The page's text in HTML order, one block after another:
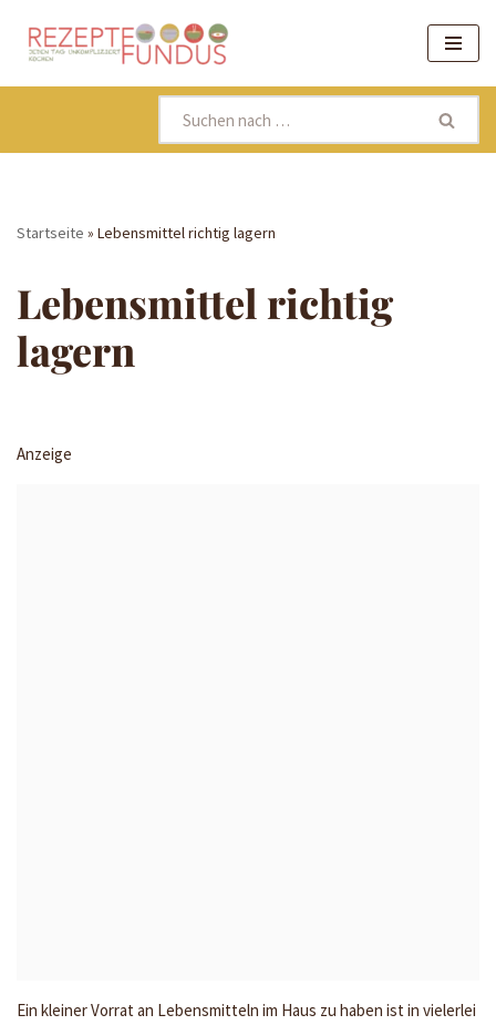
Zum
Inhalt
Startseite » Lebensmittel richtig lagern
Lebensmittel richtig
lagern
Anzeige
Ein kleiner Vorrat an Lebensmitteln im Haus zu haben ist in vielerlei